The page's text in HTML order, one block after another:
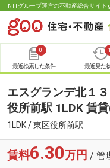
NTTグループ運営の不動産総合サイト
0
最近検索した条件
1
最近見た
エスグランデ北１
役所前駅 1LDK 賃
1LDK / 東区役所前駅
賃料6.30万円 / 管